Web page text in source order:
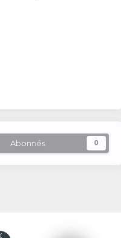
Abonnés 0